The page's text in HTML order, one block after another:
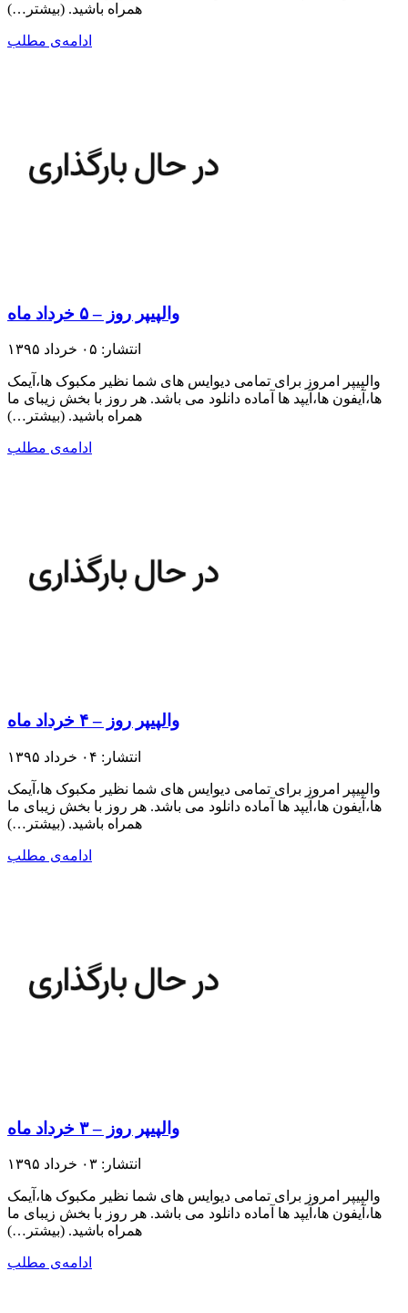
همراه باشید.​ (بیشتر…)
ادامه‌ی مطلب
والپیپر روز – ۵ خرداد ماه
انتشار: ۰۵ خرداد ۱۳۹۵
والپیپر امروز برای تمامی دیوایس های شما نظیر مکبوک ها،آیمک
ها،آیفون ها،آیپد ها آماده دانلود می باشد. هر روز با بخش زیبای ما
همراه باشید.​ (بیشتر…)
ادامه‌ی مطلب
والپیپر روز – ۴ خرداد ماه
انتشار: ۰۴ خرداد ۱۳۹۵
والپیپر امروز برای تمامی دیوایس های شما نظیر مکبوک ها،آیمک
ها،آیفون ها،آیپد ها آماده دانلود می باشد. هر روز با بخش زیبای ما
همراه باشید.​ (بیشتر…)
ادامه‌ی مطلب
والپیپر روز – ۳ خرداد ماه
انتشار: ۰۳ خرداد ۱۳۹۵
والپیپر امروز برای تمامی دیوایس های شما نظیر مکبوک ها،آیمک
ها،آیفون ها،آیپد ها آماده دانلود می باشد. هر روز با بخش زیبای ما
همراه باشید.​ (بیشتر…)
ادامه‌ی مطلب